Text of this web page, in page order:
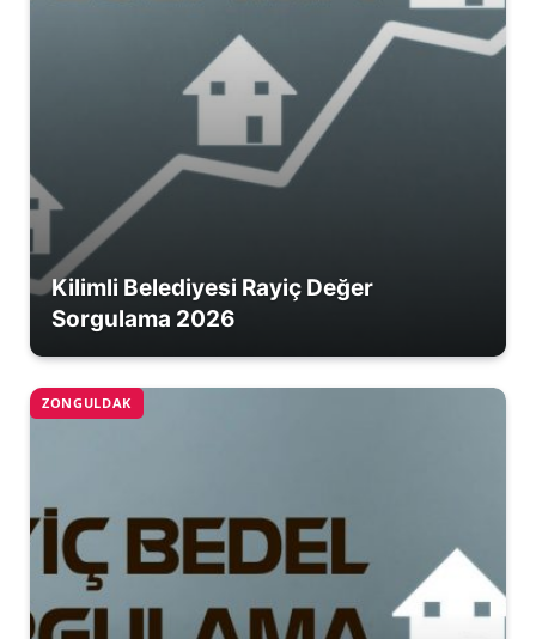
Kilimli Belediyesi Rayiç Değer
Sorgulama 2026
ZONGULDAK